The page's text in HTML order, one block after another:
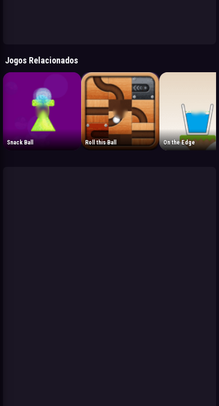
Jogos Relacionados
Snack Ball Roll this Ball On the Edge